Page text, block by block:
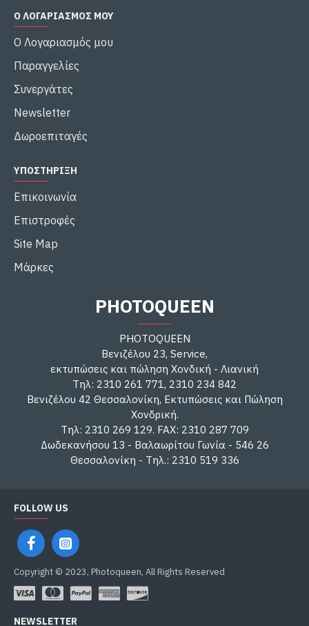
Ο ΛΟΓΑΡΙΑΣΜΌΣ ΜΟΥ
Ο Λογαριασμός μου
Παραγγελίες
Συνεργάτες
Newsletter
Δωροεπιταγές
ΥΠΟΣΤΉΡΙΞΗ
Επικοινωνία
Επιστροφές
Site Map
Μάρκες
PHOTOQUEEN
PHOTOQUEEN
Βενιζέλου 23, Service,
εκτυπώσεις και πώληση Χονδική - Λιανική
Τηλ: 2310 261 771, 2310 234 842
Βενιζέλου 42 Θεσσαλονίκη, Εκτυπώσεις και Πώληση
Χονδρική.
Τηλ: 2310 269 129. FAX: 2310 287 709
Δωδεκανήσου 13 - Βαλαωρίτου Γωνία - 546 26
Θεσσαλονίκη - Τηλ.: 2310 519 336
FOLLOW US
Copyright © 2023, Photoqueen, All Rights Reserved
NEWSLETTER